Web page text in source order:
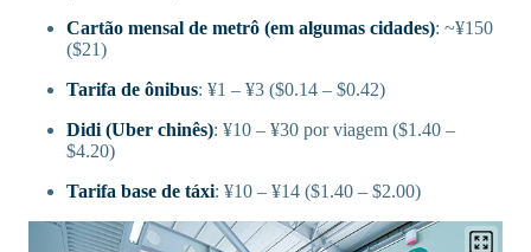
Cartão mensal de metrô (em algumas cidades): ~¥150
($21)
Tarifa de ônibus: ¥1 – ¥3 ($0.14 – $0.42)
Didi (Uber chinês): ¥10 – ¥30 por viagem ($1.40 –
$4.20)
Tarifa base de táxi: ¥10 – ¥14 ($1.40 – $2.00)